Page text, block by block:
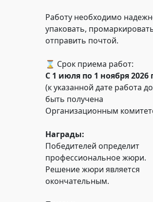
Работу необходимо
упаковать,
отправить почтой.
⌛️ Срок приема работ:
С 1 июля по 1 ноября 2026
(к указанной дате работа
быть получена
Организационным
Награды:
Победителей определит
профессиональное жюри.
Решение жюри является
окончательным.